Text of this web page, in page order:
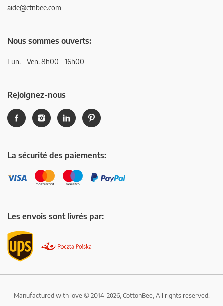
aide@ctnbee.com
Nous sommes ouverts:
Lun. - Ven. 8h00 - 16h00
Rejoignez-nous
La sécurité des paiements:
Les envois sont livrés par:
Manufactured with love © 2014-2026, CottonBee, All rights reserved.